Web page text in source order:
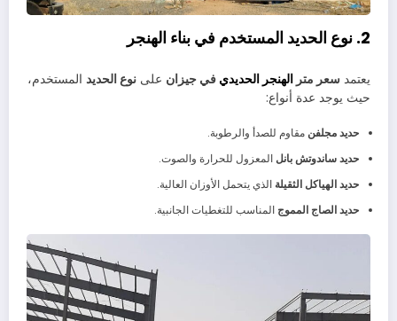
2. نوع الحديد المستخدم في بناء الهنجر
يعتمد سعر متر الهنجر الحديدي في جيزان على نوع الحديد المستخدم،
حيث يوجد عدة أنواع:
حديد مجلفن مقاوم للصدأ والرطوبة.
حديد ساندوتش بانل المعزول للحرارة والصوت.
حديد الهياكل الثقيلة الذي يتحمل الأوزان العالية.
حديد الصاج المموج المناسب للتغطيات الجانبية.